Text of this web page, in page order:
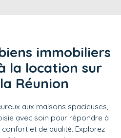
immobiliers
la location sur
Réunion
aux maisons spacieuses,
avec soin pour répondre à
et de qualité. Explorez